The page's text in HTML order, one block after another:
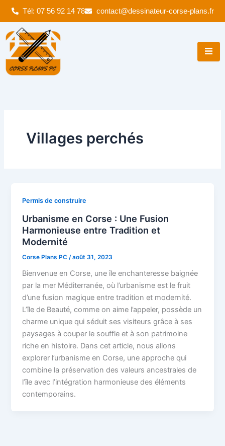
Aller
contenu
Tél: 07 56 92 14 78 contact@dessinateur-corse-plans.fr
Villages perchés
Permis de construire
Urbanisme en Corse : Une Fusion
Harmonieuse entre Tradition et
Modernité
Corse Plans PC /août 31, 2023
Bienvenue en Corse, une île enchanteresse baignée
par la mer Méditerranée, où l’urbanisme est le fruit
d’une fusion magique entre tradition et modernité.
L’île de Beauté, comme on aime l’appeler, possède un
charme unique qui séduit ses visiteurs grâce à ses
paysages à couper le souffle et à son patrimoine
riche en histoire. Dans cet article, nous allons
explorer l’urbanisme en Corse, une approche qui
combine la préservation des valeurs ancestrales de
l’île avec l’intégration harmonieuse des éléments
contemporains.